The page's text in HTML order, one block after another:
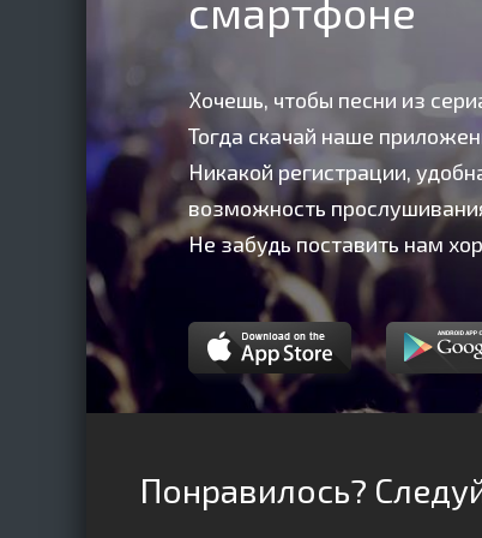
смартфоне
Хочешь, чтобы песни из
Тогда скачай наше
Никакой регистрации,
возможность
Не забудь поставить нам
Понравилось?